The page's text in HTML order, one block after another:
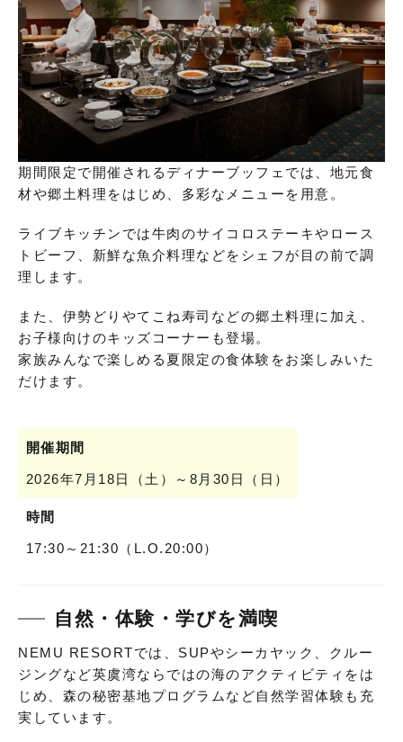
期間限定で開催されるディナーブッフェでは、地元食
材や郷土料理をはじめ、多彩なメニューを用意。
ライブキッチンでは牛肉のサイコロステーキやロース
トビーフ、新鮮な魚介料理などをシェフが目の前で調
理します。
また、伊勢どりやてこね寿司などの郷土料理に加え、
お子様向けのキッズコーナーも登場。
家族みんなで楽しめる夏限定の食体験をお楽しみいた
だけます。
開催期間
2026年7月18日（土）～8月30日（日）
時間
17:30～21:30（L.O.20:00）
自然・体験・学びを満喫
NEMU RESORTでは、SUPやシーカヤック、クルー
ジングなど英虞湾ならではの海のアクティビティをは
じめ、森の秘密基地プログラムなど自然学習体験も充
実しています。